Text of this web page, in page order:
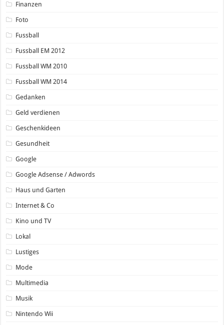
Finanzen
Foto
Fussball
Fussball EM 2012
Fussball WM 2010
Fussball WM 2014
Gedanken
Geld verdienen
Geschenkideen
Gesundheit
Google
Google Adsense / Adwords
Haus und Garten
Internet & Co
Kino und TV
Lokal
Lustiges
Mode
Multimedia
Musik
Nintendo Wii